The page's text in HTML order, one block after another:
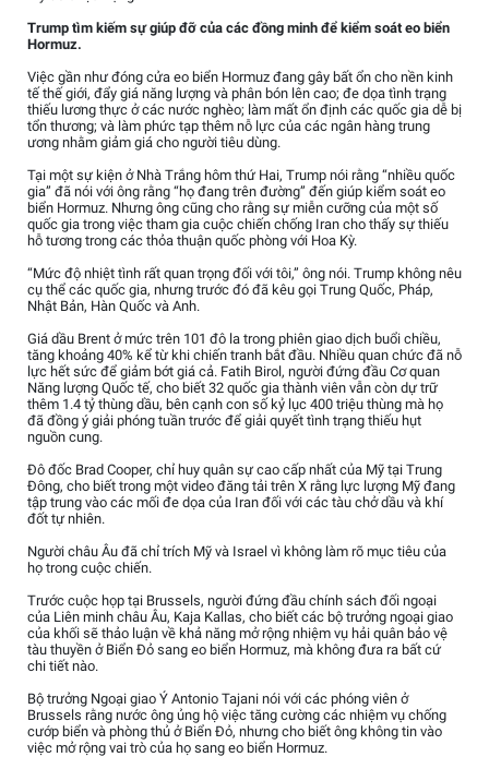
Trump tìm kiếm sự giúp đỡ của các đồng minh để kiểm soát eo biển
Hormuz.
Việc gần như đóng cửa eo biển Hormuz đang gây bất ổn cho nền kinh
tế thế giới, đẩy giá năng lượng và phân bón lên cao; đe dọa tình trạng
thiếu lương thực ở các nước nghèo; làm mất ổn định các quốc gia dễ bị
tổn thương; và làm phức tạp thêm nỗ lực của các ngân hàng trung
ương nhằm giảm giá cho người tiêu dùng.
Tại một sự kiện ở Nhà Trắng hôm thứ Hai, Trump nói rằng “nhiều quốc
gia” đã nói với ông rằng “họ đang trên đường” đến giúp kiểm soát eo
biển Hormuz. Nhưng ông cũng cho rằng sự miễn cưỡng của một số
quốc gia trong việc tham gia cuộc chiến chống Iran cho thấy sự thiếu
hỗ tương trong các thỏa thuận quốc phòng với Hoa Kỳ.
“Mức độ nhiệt tình rất quan trọng đối với tôi,” ông nói. Trump không nêu
cụ thể các quốc gia, nhưng trước đó đã kêu gọi Trung Quốc, Pháp,
Nhật Bản, Hàn Quốc và Anh.
Giá dầu Brent ở mức trên 101 đô la trong phiên giao dịch buổi chiều,
tăng khoảng 40% kể từ khi chiến tranh bắt đầu. Nhiều quan chức đã nỗ
lực hết sức để giảm bớt giá cả. Fatih Birol, người đứng đầu Cơ quan
Năng lượng Quốc tế, cho biết 32 quốc gia thành viên vẫn còn dự trữ
thêm 1.4 tỷ thùng dầu, bên cạnh con số kỷ lục 400 triệu thùng mà họ
đã đồng ý giải phóng tuần trước để giải quyết tình trạng thiếu hụt
nguồn cung.
Đô đốc Brad Cooper, chỉ huy quân sự cao cấp nhất của Mỹ tại Trung
Đông, cho biết trong một video đăng tải trên X rằng lực lượng Mỹ đang
tập trung vào các mối đe dọa của Iran đối với các tàu chở dầu và khí
đốt tự nhiên.
Người châu Âu đã chỉ trích Mỹ và Israel vì không làm rõ mục tiêu của
họ trong cuộc chiến.
Trước cuộc họp tại Brussels, người đứng đầu chính sách đối ngoại
của Liên minh châu Âu, Kaja Kallas, cho biết các bộ trưởng ngoại giao
của khối sẽ thảo luận về khả năng mở rộng nhiệm vụ hải quân bảo vệ
tàu thuyền ở Biển Đỏ sang eo biển Hormuz, mà không đưa ra bất cứ
chi tiết nào.
Bộ trưởng Ngoại giao Ý Antonio Tajani nói với các phóng viên ở
Brussels rằng nước ông ủng hộ việc tăng cường các nhiệm vụ chống
cướp biển và phòng thủ ở Biển Đỏ, nhưng cho biết ông không tin vào
việc mở rộng vai trò của họ sang eo biển Hormuz.